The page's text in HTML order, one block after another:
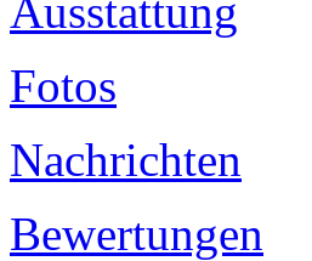
Ausstattung
Fotos
Nachrichten
Bewertungen